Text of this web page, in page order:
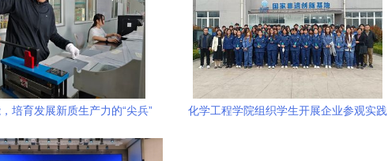
培育发展新质生产力的“尖兵”
化学工程学院组织学生开展企业参观实践